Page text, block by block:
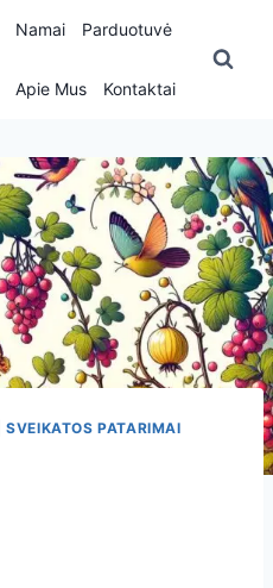
Namai Parduotuvė
Apie Mus Kontaktai
|SVEIKATOS PATARIMAI